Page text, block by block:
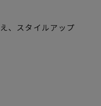
、スタイルアップ